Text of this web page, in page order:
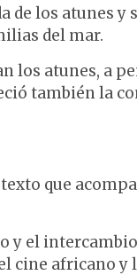
de los atunes y
del mar.
los atunes, a
también la
que
y el
cine africano